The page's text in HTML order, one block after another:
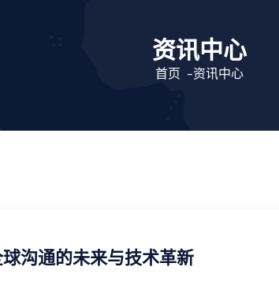
资讯中心
首页 -资讯中心
沟通的未来与技术革新